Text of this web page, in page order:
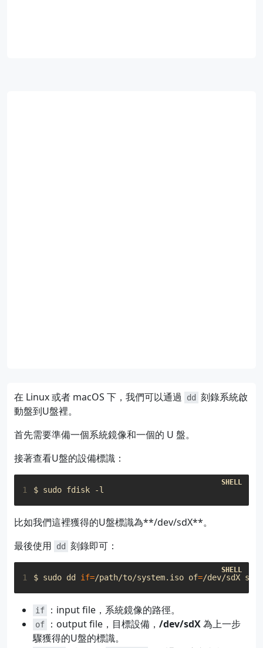
在 Linux 或者 macOS 下，我們可以通過 dd
刻錄系統啟
動盤到U盤裡。
首先需要準備一個系統鏡像和一個的 U 盤。
接著查看U盤的設備標識：
1
比如我們這裡獲得的U盤標識為**/dev/sdX**。
最後使用
dd 刻錄即可：
1 $ sudo dd if=/path/to/system.iso of=/dev/sdX
if ：input file，系統鏡像的路徑。
of ：output file，目標設備， /dev/sdX為上一步
驟獲得的U盤的標識。